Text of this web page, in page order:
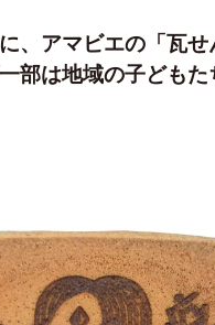
、アマビエの「瓦せ
部は地域の子ども